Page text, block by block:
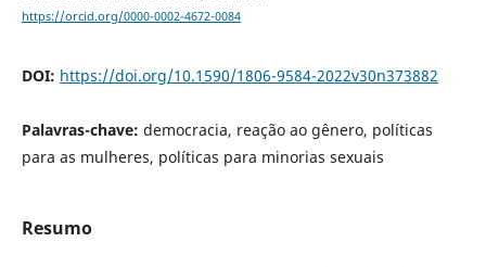
https://orcid.org/0000-0002-4672-0084
DOI: https://doi.org/10.1590/1806-9584-2022v30n373882
Palavras-chave: democracia, reação ao gênero, políticas
para as mulheres, políticas para minorias sexuais
Resumo